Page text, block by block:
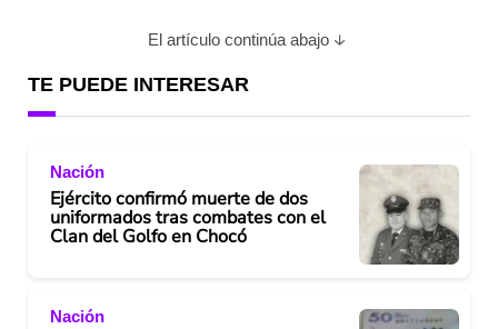
El artículo continúa abajo
TE PUEDE INTERESAR
Nación
Ejército confirmó muerte de dos
uniformados tras combates con el
Clan del Golfo en Chocó
Nación